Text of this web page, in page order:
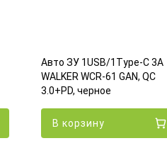
Авто ЗУ 1USB/1Type-C 3A
WALKER WCR-61 GAN, QC
3.0+PD, черное
В корзину